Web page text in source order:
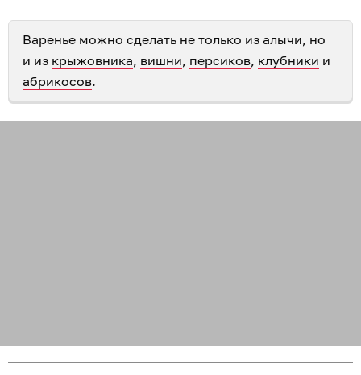
Варенье можно сделать не только из алычи, но
и из крыжовника, вишни, персиков, клубники и
абрикосов.